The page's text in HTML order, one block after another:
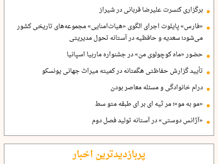
برگزاری کنسرت علیرضا قربانی در شیراز
«فارس» پایلوت اجرای الگوی «هیات‌امنایی» مجموعه‌های تاریخی کشور
می‌شود؛ سعدیه و حافظیه در آستانه تحول مدیریتی
حضور «ماه کوچولوی من» در جشنواره ماربیا اسپانیا
تأیید گزارش حفاظتی هگمتانه در کمیته میراث جهانی یونسکو
درام خانوادگی و مسئله معاصر بودن
«مو به مو»؛ مر ثیه ای بر ای طبقه متو سط
«آژانس دوستی» در آستانه تولید فصل دوم
پربازدیدترین اخبار